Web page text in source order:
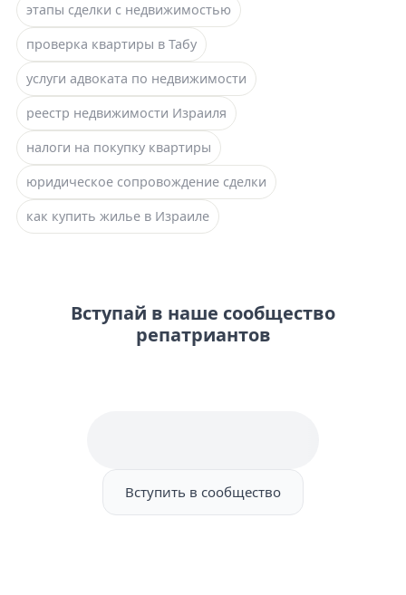
этапы сделки с недвижимостью
проверка квартиры в Табу
услуги адвоката по недвижимости
реестр недвижимости Израиля
налоги на покупку квартиры
юридическое сопровождение сделки
как купить жилье в Израиле
Вступай в наше сообщество
репатриантов
Вступить в сообщество